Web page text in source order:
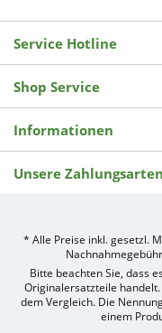
Service Hotline
Shop Service
Informationen
Unsere Zahlungsarten
* Alle Preise inkl. gesetzl.
Bitte beachten Sie, dass
Originalersatzteile
dem Vergleich. Die
einem